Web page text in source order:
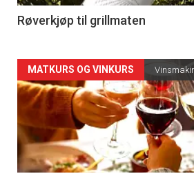
4
Røverkjøp til grillmaten
Forsiden
akkurat
nå
-
MATKURS OG VINKURS